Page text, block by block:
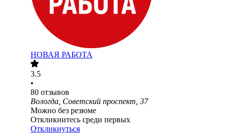
НОВАЯ РАБОТА
3.5
•
80 отзывов
Вологда, Советский проспект, 37
Можно без резюме
Откликнитесь среди первых
Откликнуться